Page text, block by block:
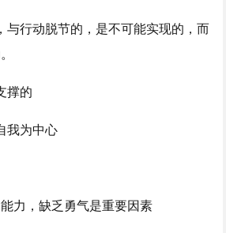
行动脱节的，是不可能实现的，而
撑的
我为中心
力，缺乏勇气是重要因素